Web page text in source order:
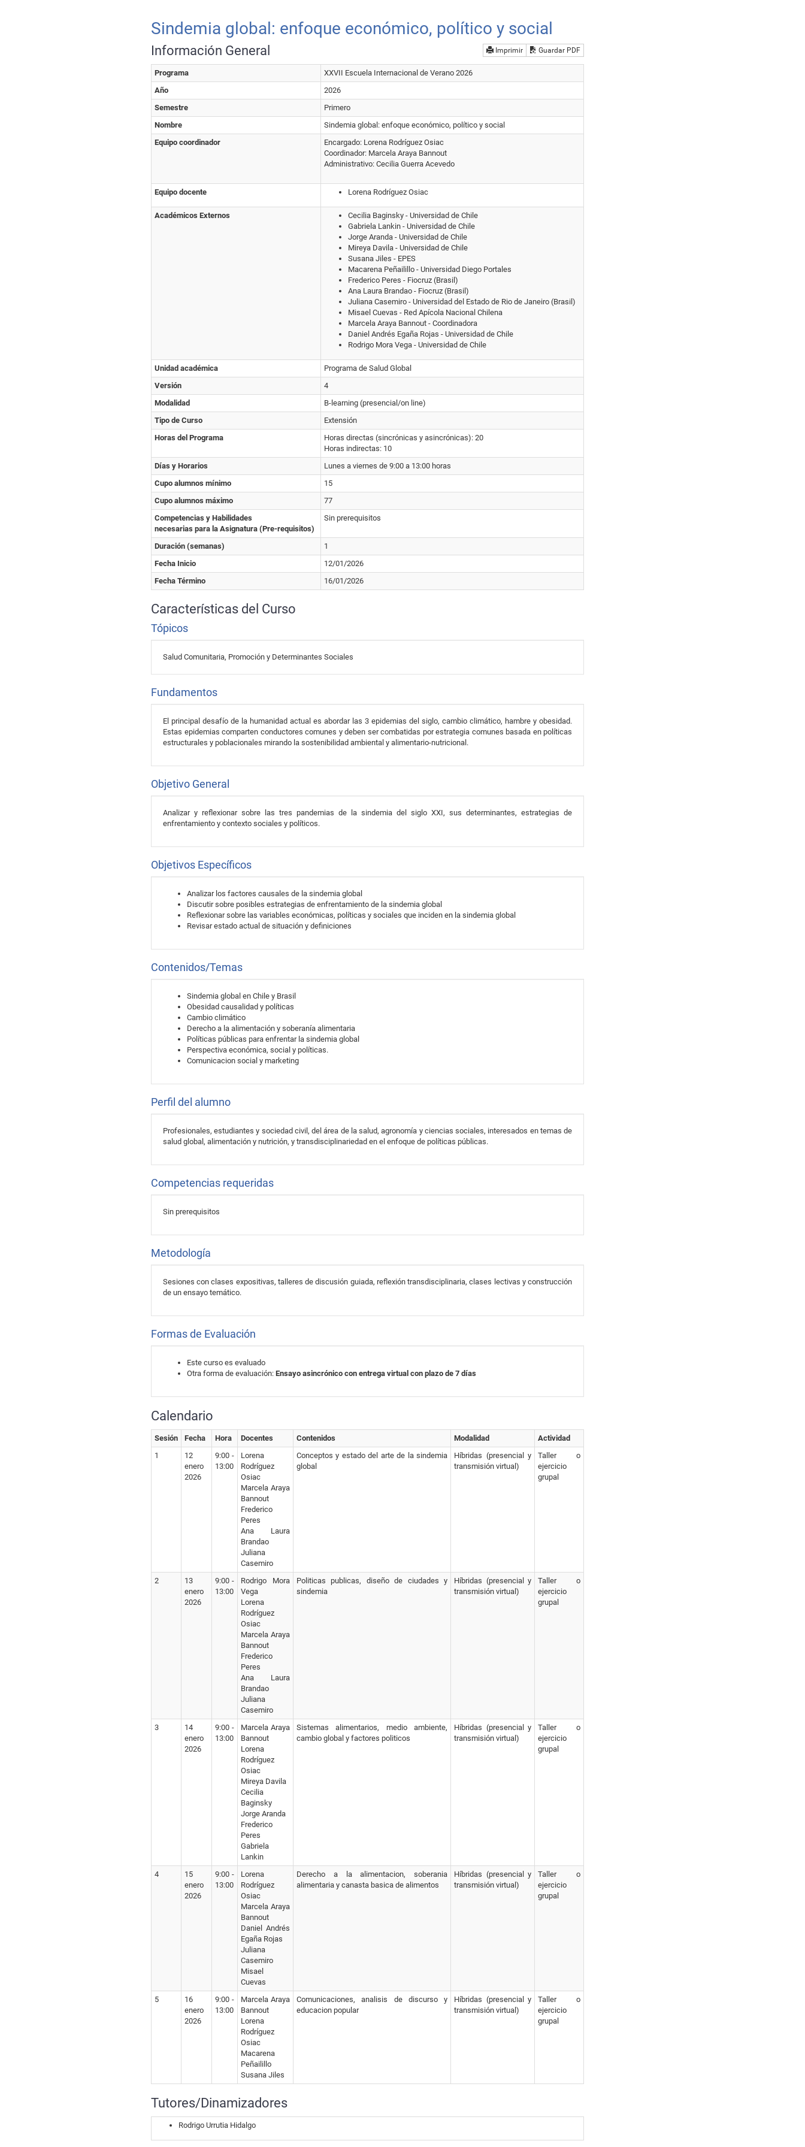
Sindemia global: enfoque económico, político y social
Imprimir Guardar PDF
Información General
Programa
XXVII Escuela Internacional de Verano 2026
Año
2026
Semestre
Primero
Nombre
Sindemia global: enfoque económico, político y social
Equipo coordinador
Encargado: Lorena Rodríguez Osiac
Coordinador: Marcela Araya Bannout
Administrativo: Cecilia Guerra Acevedo
Equipo docente Lorena Rodríguez Osiac
Académicos Externos
Cecilia Baginsky - Universidad de Chile
Gabriela Lankin - Universidad de Chile
Jorge Aranda - Universidad de Chile
Mireya Davila - Universidad de Chile
Susana Jiles - EPES
Macarena Peñailillo - Universidad Diego Portales
Frederico Peres - Fiocruz (Brasil)
Ana Laura Brandao - Fiocruz (Brasil)
Juliana Casemiro - Universidad del Estado de Rio de Janeiro (Brasil)
Misael Cuevas - Red Apícola Nacional Chilena
Marcela Araya Bannout - Coordinadora
Daniel Andrés Egaña Rojas - Universidad de Chile
Rodrigo Mora Vega - Universidad de Chile
Unidad académica
Programa de Salud Global
Versión
4
Modalidad
B-learning (presencial/on line)
Tipo de Curso
Extensión
Horas del Programa
Horas directas (sincrónicas y asincrónicas): 20
Horas indirectas: 10
Días y Horarios
Lunes a viernes de 9:00 a 13:00 horas
Cupo alumnos mínimo
15
Cupo alumnos máximo
77
Competencias y Habilidades
necesarias para la Asignatura (Pre-requisitos)
Sin prerequisitos
Duración (semanas)
1
Fecha Inicio
12/01/2026
Fecha Término
16/01/2026
Características del Curso
Tópicos
Salud Comunitaria, Promoción y Determinantes Sociales
Fundamentos
El principal desafío de la humanidad actual es abordar las 3 epidemias del siglo, cambio climático, hambre y obesidad.
Estas epidemias comparten conductores comunes y deben ser combatidas por estrategia comunes basada en políticas
estructurales y poblacionales mirando la sostenibilidad ambiental y alimentario-nutricional.
Objetivo General
Analizar y reflexionar sobre las tres pandemias de la sindemia del siglo XXI, sus determinantes, estrategias de
enfrentamiento y contexto sociales y políticos.
Objetivos Específicos
Analizar los factores causales de la sindemia global
Discutir sobre posibles estrategias de enfrentamiento de la sindemia global
Reflexionar sobre las variables económicas, políticas y sociales que inciden en la sindemia global
Revisar estado actual de situación y definiciones
Contenidos/Temas
Sindemia global en Chile y Brasil
Obesidad causalidad y políticas
Cambio climático
Derecho a la alimentación y soberanía alimentaria
Políticas públicas para enfrentar la sindemia global
Perspectiva económica, social y políticas.
Comunicacion social y marketing
Perfil del alumno
Profesionales, estudiantes y sociedad civil, del área de la salud, agronomía y ciencias sociales, interesados en temas de
salud global, alimentación y nutrición, y transdisciplinariedad en el enfoque de políticas públicas.
Competencias requeridas
Sin prerequisitos
Metodología
Sesiones con clases expositivas, talleres de discusión guiada, reflexión transdisciplinaria, clases lectivas y construcción
de un ensayo temático.
Formas de Evaluación
Este curso es evaluado
Otra forma de evaluación: Ensayo asincrónico con entrega virtual con plazo de 7 días
Calendario
Sesión Fecha Hora Docentes Contenidos Modalidad
Actividad
1
12
enero
2026
9:00 -
13:00
Lorena
Rodríguez
Osiac
Marcela Araya
Bannout
Frederico
Peres
Ana Laura
Brandao
Juliana
Casemiro
Conceptos y estado del arte de la sindemia
global
Híbridas (presencial y
transmisión virtual)
Taller o
ejercicio
grupal
2
13
enero
2026
9:00 -
13:00
Rodrigo Mora
Vega
Lorena
Rodríguez
Osiac
Marcela Araya
Bannout
Frederico
Peres
Ana Laura
Brandao
Juliana
Casemiro
Politicas publicas, diseño de ciudades y
sindemia
Híbridas (presencial y
transmisión virtual)
Taller o
ejercicio
grupal
3
14
enero
2026
9:00 -
13:00
Marcela Araya
Bannout
Lorena
Rodríguez
Osiac
Mireya Davila
Cecilia
Baginsky
Jorge Aranda
Frederico
Peres
Gabriela
Lankin
Sistemas alimentarios, medio ambiente,
cambio global y factores politicos
Híbridas (presencial y
transmisión virtual)
Taller o
ejercicio
grupal
4
15
enero
2026
9:00 -
13:00
Lorena
Rodríguez
Osiac
Marcela Araya
Bannout
Daniel Andrés
Egaña Rojas
Juliana
Casemiro
Misael
Cuevas
Derecho a la alimentacion, soberania
alimentaria y canasta basica de alimentos
Híbridas (presencial y
transmisión virtual)
Taller o
ejercicio
grupal
5
16
enero
2026
9:00 -
13:00
Marcela Araya
Bannout
Lorena
Rodríguez
Osiac
Macarena
Peñailillo
Susana Jiles
Comunicaciones, analisis de discurso y
educacion popular
Híbridas (presencial y
transmisión virtual)
Taller o
ejercicio
grupal
Tutores/Dinamizadores
Rodrigo Urrutia Hidalgo